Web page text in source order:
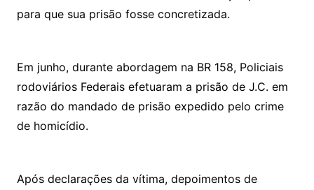
para que sua prisão fosse concretizada.
Em junho, durante abordagem na BR 158, Policiais
rodoviários Federais efetuaram a prisão de J.C. em
razão do mandado de prisão expedido pelo crime
de homicídio.
Após declarações da vítima, depoimentos de